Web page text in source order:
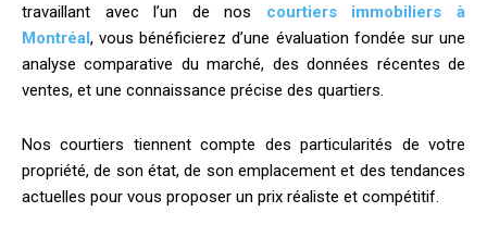
travaillant avec l’un de nos
courtiers immobiliers à
Montréal, vous bénéficierez d’une évaluation fondée sur une
analyse comparative du marché, des données récentes de
ventes, et une connaissance précise des quartiers.
Nos courtiers tiennent compte des particularités de votre
propriété, de son état, de son emplacement et des tendances
actuelles pour vous proposer un prix réaliste et compétitif.